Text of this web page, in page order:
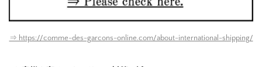
⇒ https://comme-des-garcons-online.com/about-international-shipping/